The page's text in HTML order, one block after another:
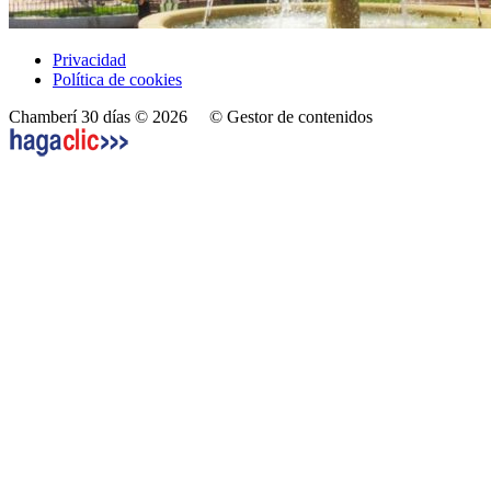
Privacidad
Política de cookies
Chamberí 30 días © 2026 © Gestor de contenidos